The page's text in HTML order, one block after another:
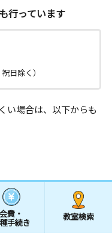
も行っています
日除く）
い場合は、以下からも
会費・
手続き
教室検索